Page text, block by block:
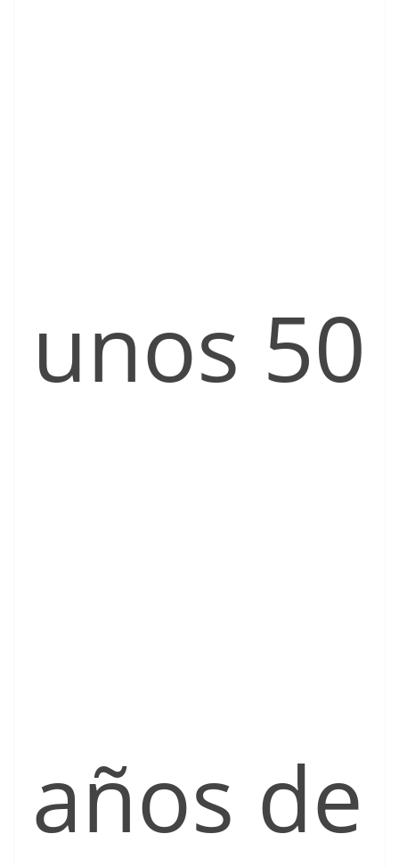
unos 50
años de